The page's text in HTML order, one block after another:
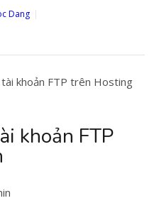
Dang
khoản FTP trên Hosting
khoản FTP